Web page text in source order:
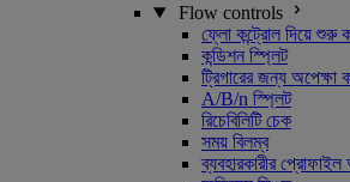
Flow controls
ফ্লো কন্ট্রোল দিয়ে শুরু
কন্ডিশন স্প্লিট
ট্রিগারের জন্য অপেক্ষা
A/B/n স্প্লিট
রিচেবিলিটি চেক
সময় বিলম্ব
ব্যবহারকারীর